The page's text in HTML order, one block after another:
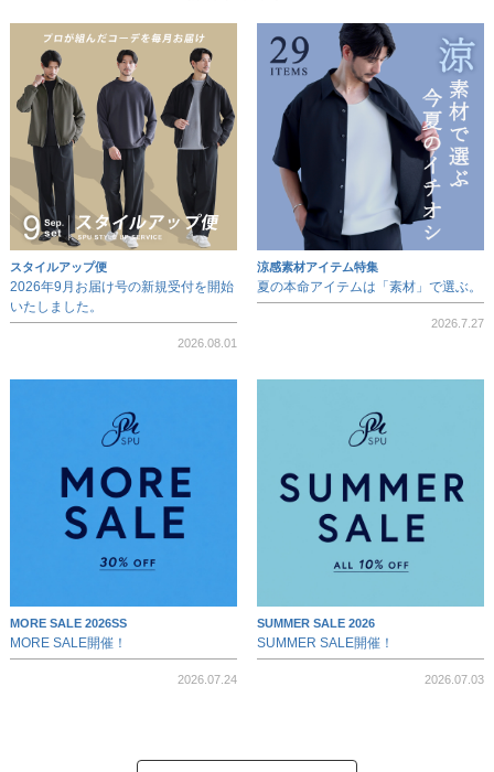
スタイルアップ便
2026年9月お届け号の新規受付を開始
いたしました。
2026.08.01
涼感素材アイテム特集
夏の本命アイテムは「素材」で選ぶ。
2026.7.27
MORE SALE 2026SS
MORE SALE開催！
2026.07.24
SUMMER SALE 2026
SUMMER SALE開催！
2026.07.03